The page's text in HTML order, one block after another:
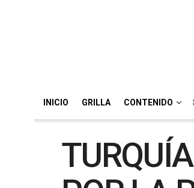
INICIO GRILLA CONTENIDO